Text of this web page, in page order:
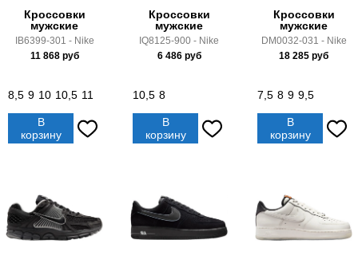
Кроссовки
мужские
IB6399-301 - Nike
11 868руб
8,5 9 10 10,5 11
В
корзину
Кроссовки
мужские
IQ8125-900 - Nike
6 486руб
10,5 8
В
корзину
Кроссовки
мужские
DM0032-031 - Nike
18 285 руб
7,5 8 9 9,5
В
корзину